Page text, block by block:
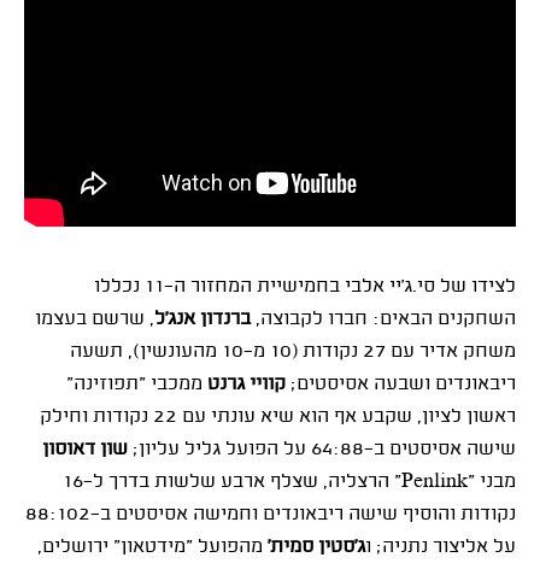
לצידו של סי.ג'יי אלבי בחמישיית המחזור ה-11 נכללו
השחקנים הבאים: חברו לקבוצה,ברנדון אנג'ל, שרשם בעצמו
משחק אדיר עם 27 נקודות (10 מ-10 מהעונשין), תשעה
ריבאונדים ושבעה אסיסטים; קוויי גרנט ממכבי "תפוזינה"
ראשון לציון, שקבע אף הוא שיא עונתי עם 22 נקודות וחילק
שישה אסיסטים ב-64:88 על הפועל גליל עליון;
שון דאוסון
מבני "Penlink
" הרצליה, שצלף ארבע שלשות בדרך ל-16
נקודות והוסיף שישה ריבאונדים וחמישה אסיסטים ב-88:102
על אליצור נתניה; וג'סטין סמית' מהפועל "מידטאון" ירושלים,